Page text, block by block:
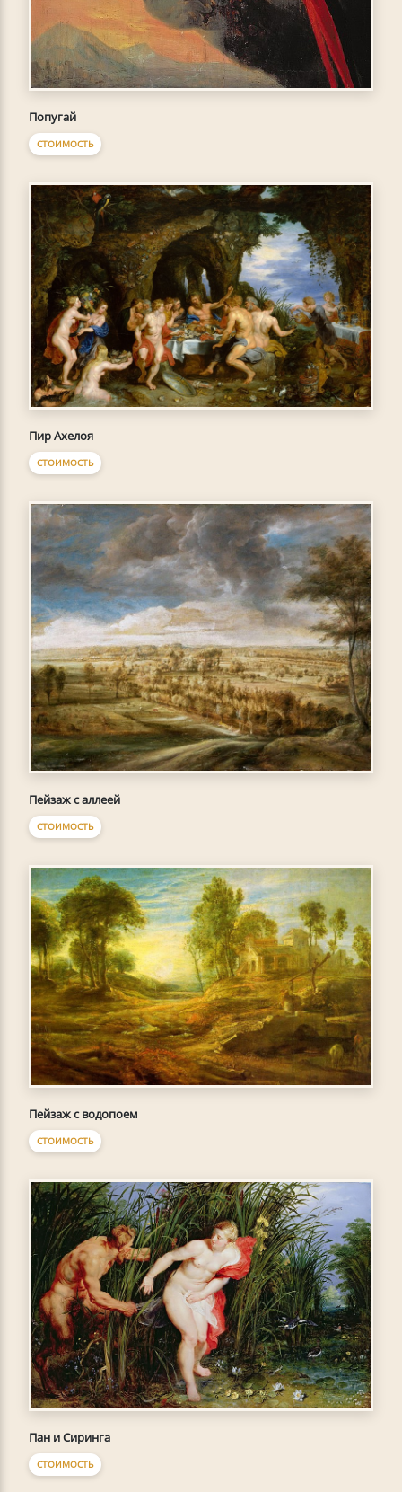
Попугай
СТОИМОСТЬ
Пир Ахелоя
СТОИМОСТЬ
Пейзаж с аллеей
СТОИМОСТЬ
Пейзаж с водопоем
СТОИМОСТЬ
Пан и Сиринга
СТОИМОСТЬ